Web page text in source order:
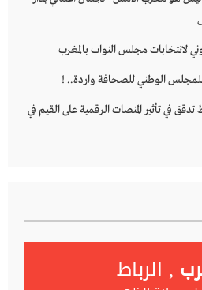
لانتخابات مجلس النواب بالمغرب
الوطني للصحافة واردة.. !
تدقق في تأثير المنصات الرقمية على القيم في